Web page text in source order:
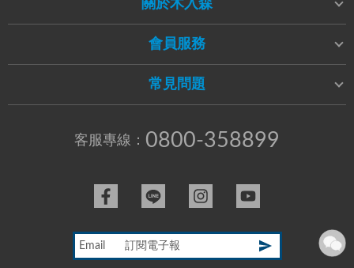
關於木入森
會員服務
常見問題
客服專線： 0800-358899
Email